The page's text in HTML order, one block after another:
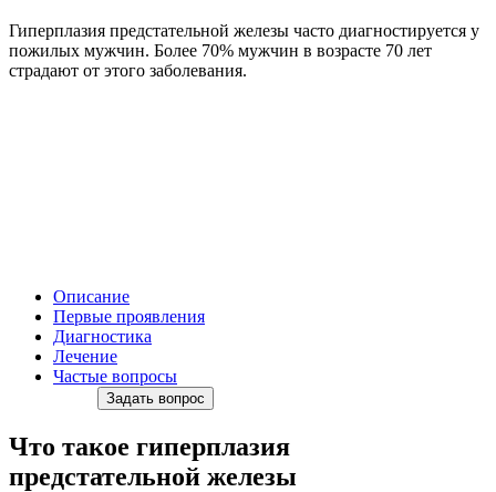
Гиперплазия предстательной железы часто диагностируется у
пожилых мужчин. Более 70% мужчин в возрасте 70 лет
страдают от этого заболевания.
Описание
Первые проявления
Диагностика
Лечение
Частые вопросы
Задать вопрос
Что такое гиперплазия
предстательной железы